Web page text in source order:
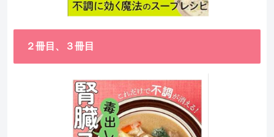
２冊目、３冊目